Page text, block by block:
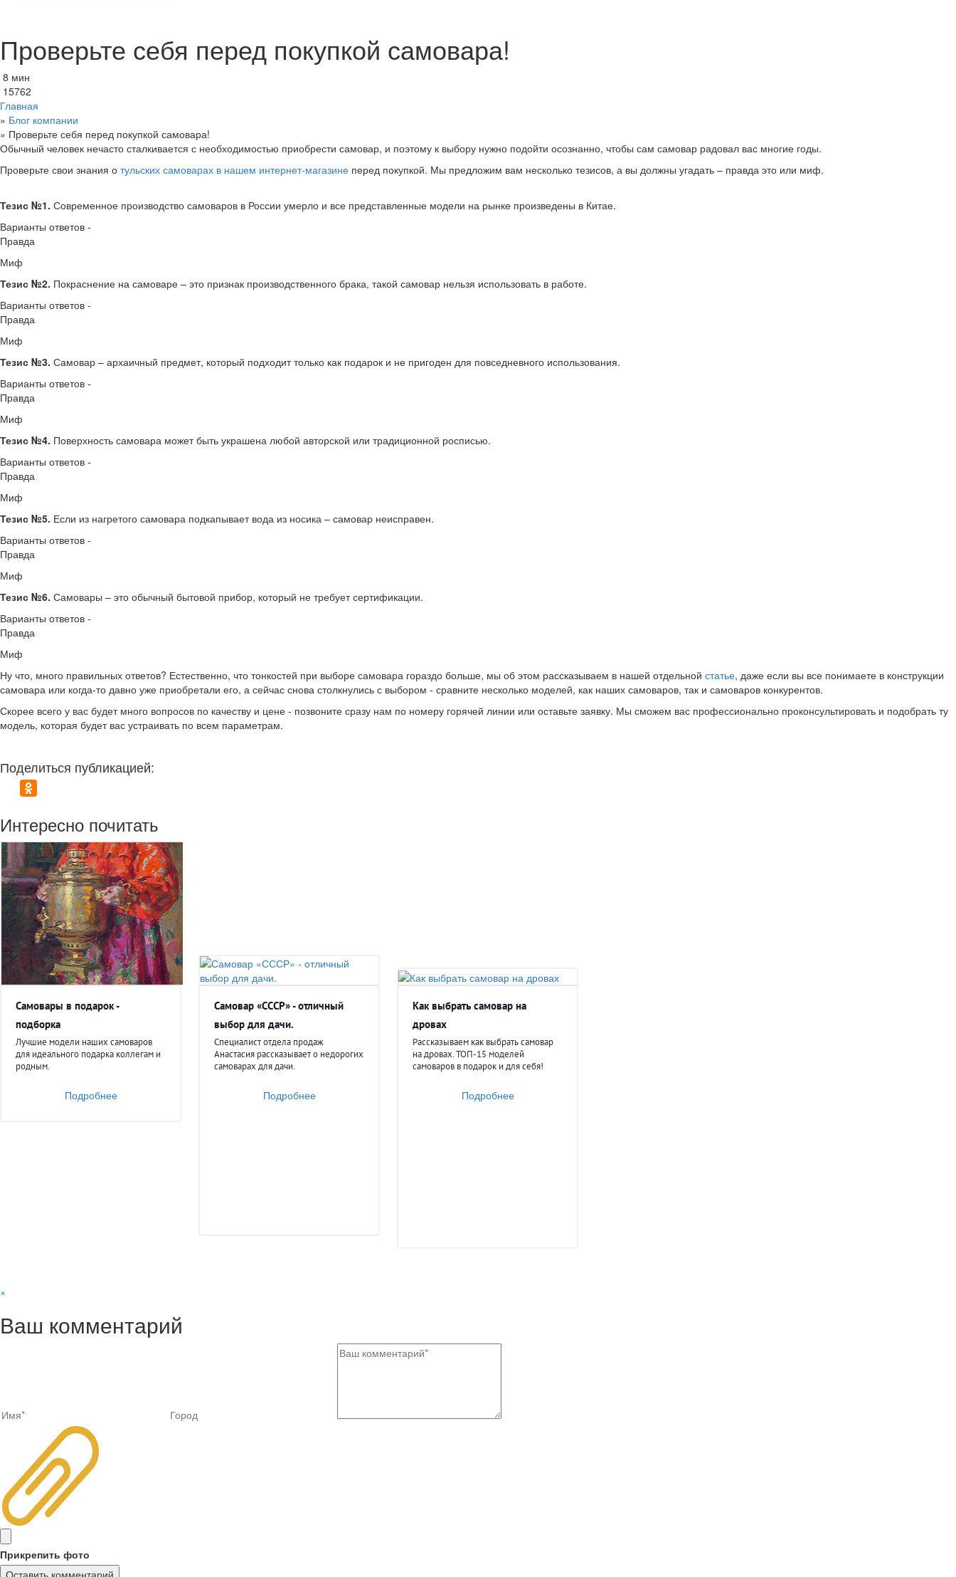
Проверьте себя перед покупкой самовара!
8 мин
15762
Главная
» Блог компании
» Проверьте себя перед покупкой самовара!
Обычный человек нечасто сталкивается с необходимостью приобрести самовар, и поэтому к выбору нужно подойти осознанно, чтобы сам самовар радовал вас многие годы.
Проверьте свои знания о тульских самоварах в нашем интернет-магазине перед покупкой. Мы предложим вам несколько тезисов, а вы должны угадать – правда это или миф.
Тезис №1. Современное производство самоваров в России умерло и все представленные модели на рынке произведены в Китае.
Варианты ответов -
Правда
Миф
Тезис №2. Покраснение на самоваре – это признак производственного брака, такой самовар нельзя использовать в работе.
Варианты ответов -
Правда
Миф
Тезис №3. Самовар – архаичный предмет, который подходит только как подарок и не пригоден для повседневного использования.
Варианты ответов -
Правда
Миф
Тезис №4. Поверхность самовара может быть украшена любой авторской или традиционной росписью.
Варианты ответов -
Правда
Миф
Тезис №5. Если из нагретого самовара подкапывает вода из носика – самовар неисправен.
Варианты ответов -
Правда
Миф
Тезис №6. Самовары – это обычный бытовой прибор, который не требует сертификации.
Варианты ответов -
Правда
Миф
Ну что, много правильных ответов? Естественно, что тонкостей при выборе самовара гораздо больше, мы об этом рассказываем в нашей отдельной статье, даже если вы все понимаете в конструкции
самовара или когда-то давно уже приобретали его, а сейчас снова столкнулись с выбором - сравните несколько моделей, как наших самоваров, так и самоваров конкурентов.
Скорее всего у вас будет много вопросов по качеству и цене - позвоните сразу нам по номеру горячей линии или оставьте заявку. Мы сможем вас профессионально проконсультировать и подобрать ту
модель, которая будет вас устраивать по всем параметрам.
Поделиться публикацией:
Интересно почитать
Самовары в подарок -
подборка
Лучшие модели наших самоваров
для идеального подарка коллегам и
родным.
Подробнее
Самовар «СССР» - отличный
выбор для дачи.
Специалист отдела продаж
Анастасия рассказывает о недорогих
самоварах для дачи.
Подробнее
Как выбрать самовар на
дровах
Рассказываем как выбрать самовар
на дровах. ТОП-15 моделей
самоваров в подарок и для себя!
Подробнее
×
Ваш комментарий
Прикрепить фото